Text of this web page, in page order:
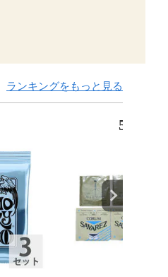
ランキングをもっと見る
5